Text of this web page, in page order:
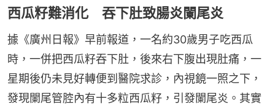
西瓜籽難消化 吞下肚致腸炎闌尾炎
據《廣州日報》早前報道，一名約30歲男子吃西瓜
時，一併把西瓜籽吞下肚，後來右下腹出現肚痛，一
星期後仍未見好轉便到醫院求診，內視鏡一照之下，
發現闌尾管腔內有十多粒西瓜籽，引發闌尾炎。其實